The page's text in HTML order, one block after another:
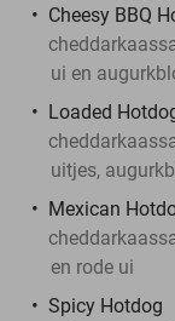
Cheesy BBQ
ui en
Loaded
uitjes,
Mexican
en rode ui
Spicy Hotdog